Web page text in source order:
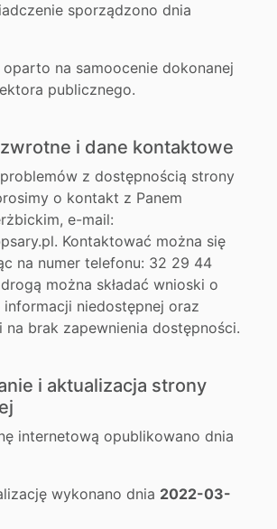
sporządzono dnia
oparto na samoocenie dokonanej
publicznego.
i dane kontaktowe
z dostępnością strony
o kontakt z Panem
e-mail:
Kontaktować można się
na numer telefonu: 32 29 44
można składać wnioski o
informacji niedostępnej oraz
na brak zapewnienia dostępności.
i aktualizacja strony
internetową opublikowano dnia
wykonano dnia 2022-03-